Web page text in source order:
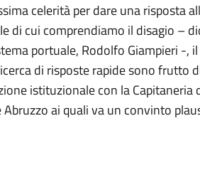
celerità per dare una risposta
di cui comprendiamo il disagio –
portuale, Rodolfo Giampieri -, il
di risposte rapide sono frutto
istituzionale con la Capitaneria
ai quali va un convinto